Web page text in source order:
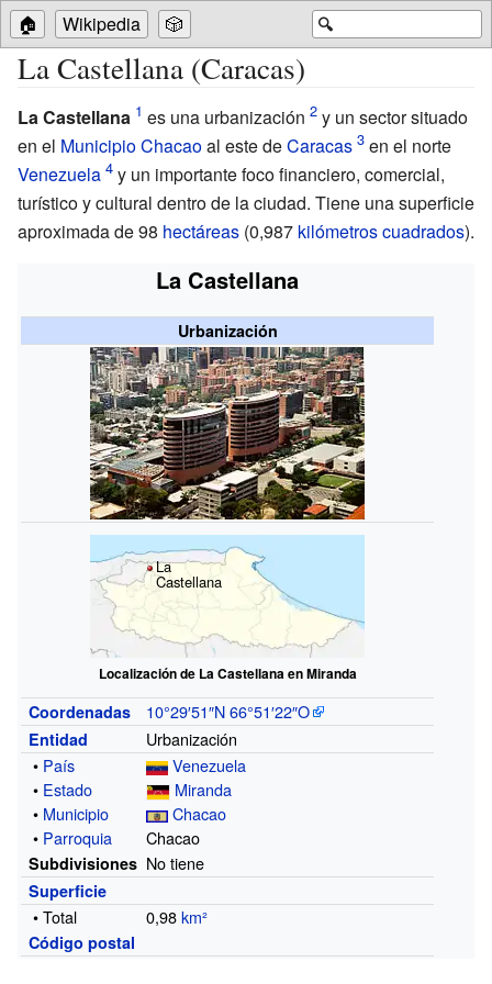
🔍
🏠 Wikipedia 🎲
La Castellana (Caracas)
La Castellana es una urbanización
y un sector situado
en el Municipio Chacaoal este deCaracas
en el norte
Venezuela
y un importante foco financiero, comercial,
turístico y cultural dentro de la ciudad. Tiene una superficie
aproximada de 98 hectáreas (0,987 kilómetros cuadrados).
La Castellana
Urbanización
La
Castellana
Localización de La Castellana en Miranda
Coordenadas 10°29′51″N66°51′22″O
Entidad
Urbanización
• País
Venezuela
• Estado
Miranda
• Municipio
Chacao
• Parroquia Chacao
Subdivisiones No tiene
Superficie
• Total 0,98km²
Código postal